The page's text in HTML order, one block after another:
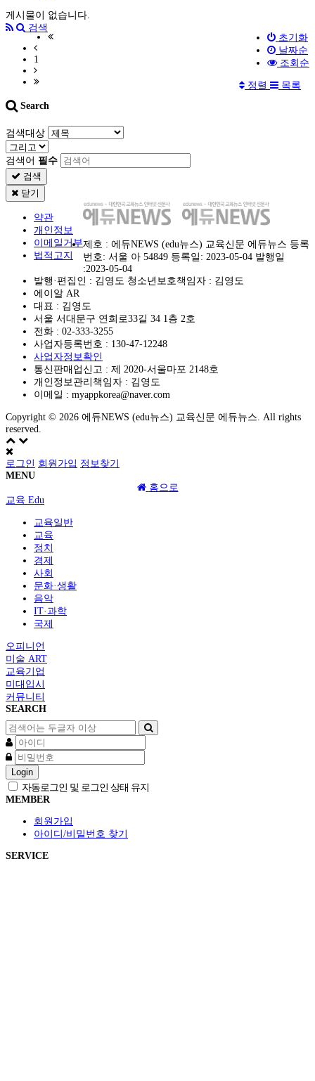
게시물이 없습니다.
초기화
날짜순
조회순
정렬 목록
검색
1
Search
검색대상
검색어 필수
검색
닫기
약관
개인정보
이메일거부
법적고지
제호 : 에듀NEWS (edu뉴스) 교육신문 에듀뉴스 등록
번호: 서울 아 54849 등록일: 2023-05-04 발행일
:2023-05-04
발행·편집인 : 김영도 청소년보호책임자 : 김영도
에이알 AR
대표 : 김영도
서울 서대문구 연희로33길 34 1층 2호
전화 : 02-333-3255
사업자등록번호 : 130-47-12248
사업자정보확인
통신판매업신고 : 제 2020-서울마포 2148호
개인정보관리책임자 : 김영도
이메일 : myappkorea@naver.com
Copyright © 2026 에듀NEWS (edu뉴스) 교육신문 에듀뉴스. All rights
reserved.
로그인 회원가입 정보찾기
MENU
홈으로
교육 Edu
교육일반
교육
정치
경제
사회
문화·생활
음악
IT·과학
국제
오피니언
미술 ART
교육기업
미대입시
커뮤니티
SEARCH
Login
자동로그인 및 로그인 상태 유지
MEMBER
회원가입
아이디/비밀번호 찾기
SERVICE